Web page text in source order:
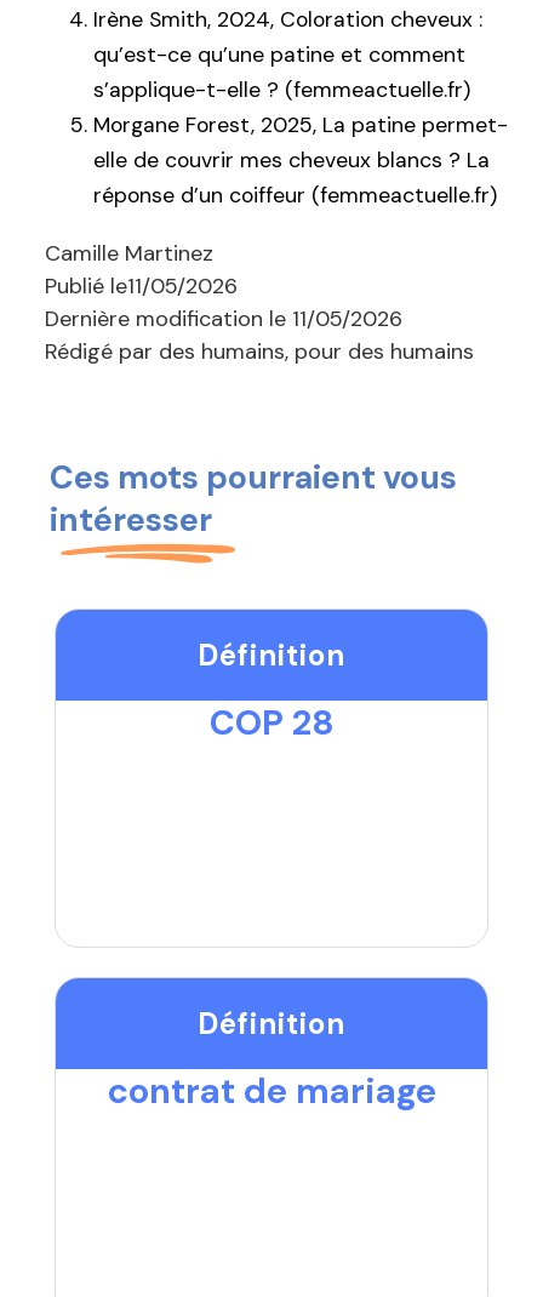
Irène Smith, 2024, Coloration cheveux :
qu’est-ce qu’une patine et comment
s’applique-t-elle ? (femmeactuelle.fr)
Morgane Forest, 2025, La patine permet-
elle de couvrir mes cheveux blancs ? La
réponse d’un coiffeur (femmeactuelle.fr)
Camille Martinez
Publié le11/05/2026
Dernière modification le 11/05/2026
Rédigé par des humains, pour des humains
Ces mots pourraient vous
intéresser
Définition
COP 28
Définition
contrat de mariage